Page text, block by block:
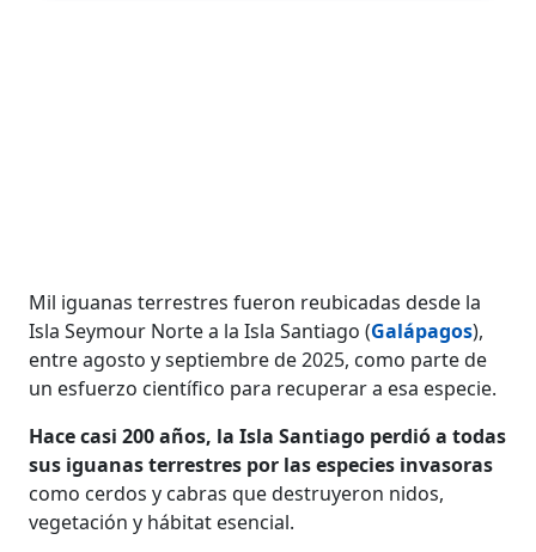
Mil iguanas terrestres fueron reubicadas desde la
Isla Seymour Norte a la Isla Santiago (Galápagos),
entre agosto y septiembre de 2025, como parte de
un esfuerzo científico para recuperar a esa especie.
Hace casi 200 años, la Isla Santiago perdió a todas
sus iguanas terrestres por las especies invasoras
como cerdos y cabras que destruyeron nidos,
vegetación y hábitat esencial.